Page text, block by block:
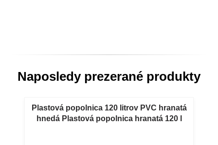
Naposledy prezerané produkty
Plastová popolnica 120 litrov PVC hranatá
hnedá Plastová popolnica hranatá 120 l